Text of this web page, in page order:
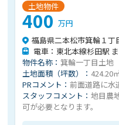
土地物件
400万円
福島県二本松市箕輪１丁
電車：東北本線杉田駅
物件名称：箕輪一丁目土地
土地面積（坪数）： 424.20
PRコメント：前面道路に水
スタッフコメント：地目農
可が必要となります。